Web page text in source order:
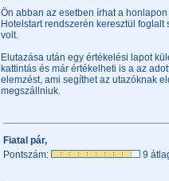
Ön abban az esetben írhat a
Hotelstart rendszerén keresztül
volt.
Elutazása után egy értékelési lapot
kattintás és már értékelheti is a az
elemzést, ami segíthet az utazóknak
megszállniuk.
Fiatal pár,
Pontszám:
9